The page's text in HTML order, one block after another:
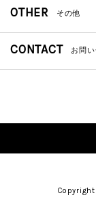
OTHER その他
CONTACT お問
Copyright